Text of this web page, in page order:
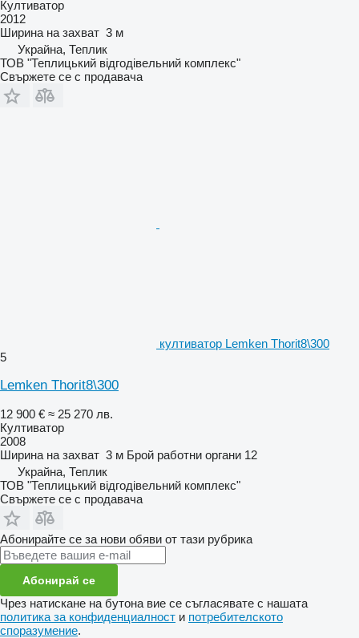
Култиватор
2012
Ширина на захват 3 м
Украйна, Теплик
ТОВ "Теплицький відгодівельний комплекс"
Свържете се с продавача
култиватор Lemken Thorit8\300
5
Lemken Thorit8\300
12 900 € ≈ 25 270 лв.
Култиватор
2008
Ширина на захват 3 м Брой работни органи 12
Украйна, Теплик
ТОВ "Теплицький відгодівельний комплекс"
Свържете се с продавача
Абонирайте се за нови обяви от тази рубрика
Абонирай се
Чрез натискане на бутона вие се съгласявате с нашата
политика за конфиденциалност и потребителското
споразумение.